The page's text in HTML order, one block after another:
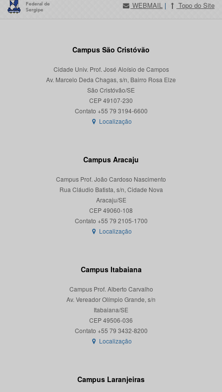
WEBMAIL | Topo do Site
Campus São Cristóvão
Cidade Univ. Prof. José Aloísio de Campos
Av. Marcelo Deda Chagas, s/n, Bairro Rosa Elze
São Cristóvão/SE
CEP 49107-230
Localização
Campus Aracaju
Campus Prof. João Cardoso Nascimento
Rua Cláudio Batista, s/n, Cidade Nova
Aracaju/SE
CEP 49060-108
Localização
Campus Itabaiana
Campus Prof. Alberto Carvalho
Av. Vereador Olímpio Grande, s/n
Itabaiana/SE
CEP 49506-036
Localização
Campus Laranjeiras